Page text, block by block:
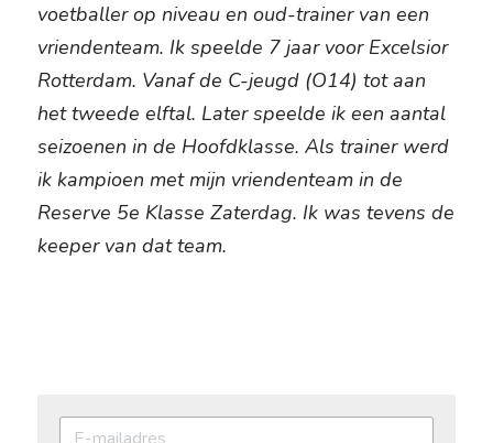
voetballer op niveau en oud-trainer van een
vriendenteam. Ik speelde 7 jaar voor Excelsior
Rotterdam. Vanaf de C-jeugd (O14) tot aan
het tweede elftal. Later speelde ik een aantal
seizoenen in de Hoofdklasse. Als trainer werd
ik kampioen met mijn vriendenteam in de
Reserve 5e Klasse Zaterdag. Ik was tevens de
keeper van dat team.